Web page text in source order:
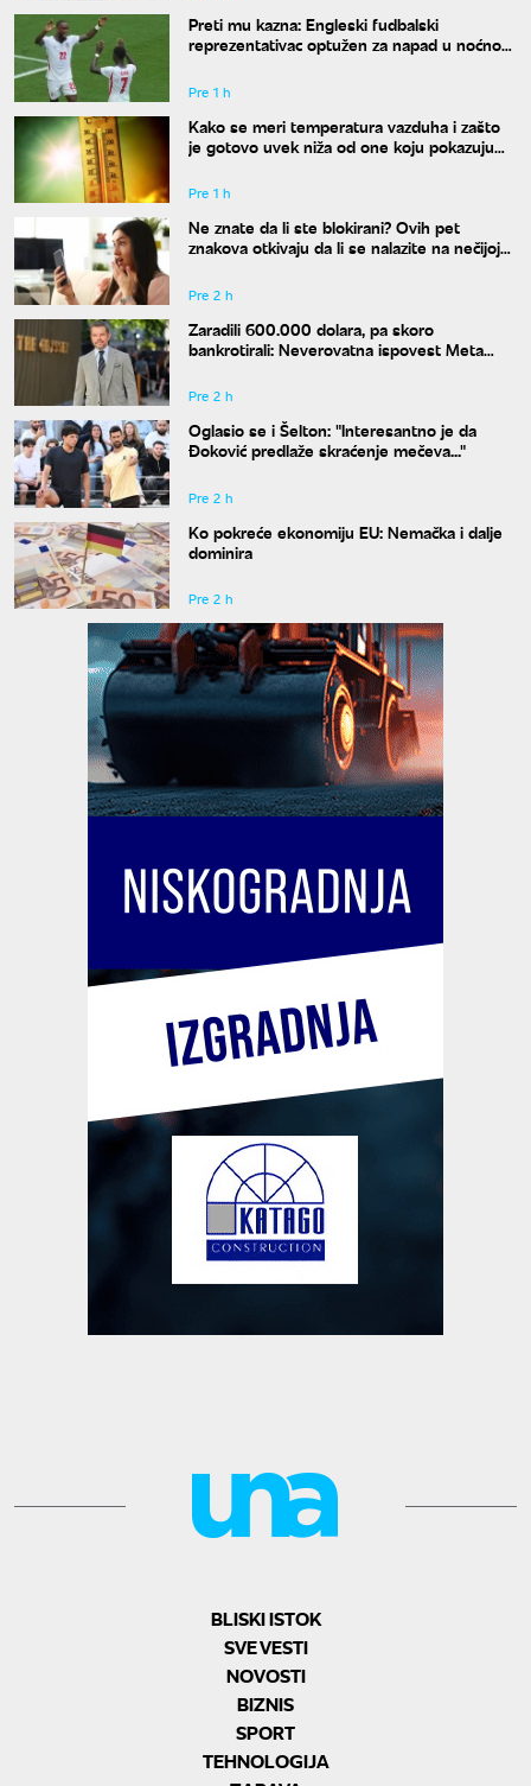
Preti mu kazna: Engleski fudbalski
reprezentativac optužen za napad u noćnom
Pre 1 h
Kako se meri temperatura vazduha i zašto
je gotovo uvek niža od one koju pokazuju
Pre 1 h
Ne znate da li ste blokirani? Ovih pet
znakova otkivaju da li se nalazite na nečijoj
Pre 2 h
Zaradili 600.000 dolara, pa skoro
bankrotirali: Neverovatna ispovest Meta
Pre 2 h
Oglasio se i Šelton: "Interesantno je da
Đoković predlaže skraćenje mečeva..."
Pre 2 h
Ko pokreće ekonomiju EU: Nemačka i dalje
dominira
Pre 2 h
BLISKI ISTOK
SVE VESTI
NOVOSTI
BIZNIS
SPORT
TEHNOLOGIJA